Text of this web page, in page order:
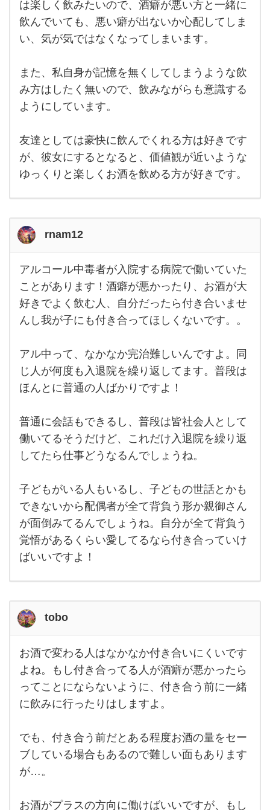
が、
お
が悪
い彼
女は
だと
ま
す。
お酒
は楽
しく
の
で、
酒癖
が
は楽しく飲みたいので、酒癖が悪い方と一緒に
飲んでいても、悪い癖が出ないか心配してしま
い、気が気ではなくなってしまいます。
また、私自身が記憶を無くしてしまうような飲
み方はしたく無いので、飲みながらも意識する
ようにしています。
友達としては豪快に飲んでくれる方は好きです
が、彼女にするとなると、価値観が近いような
ゆっくりと楽しくお酒を飲める方が好きです。
rnam12
アル
コー
ル中
毒者
が入
院す
働い
たこ
とが
あり
酒癖
が悪
かっ
アルコール中毒者が入院する病院で働いていた
ことがあります！酒癖が悪かったり、お酒が大
好きでよく飲む人、自分だったら付き合いませ
んし我が子にも付き合ってほしくないです。。
アル中って、なかなか完治難しいんですよ。同
じ人が何度も入退院を繰り返してます。普段は
ほんとに普通の人ばかりですよ！
普通に会話もできるし、普段は皆社会人として
働いてるそうだけど、これだけ入退院を繰り返
してたら仕事どうなるんでしょうね。
子どもがいる人もいるし、子どもの世話とかも
できないから配偶者が全て背負う形か親御さん
が面倒みてるんでしょうね。自分が全て背負う
覚悟があるくらい愛してるなら付き合っていけ
ばいいですよ！
tobo
お酒
で変
わる
人は
なか
なか
にく
いで
すよ
ね。
もし
てる
お酒で変わる人はなかなか付き合いにくいです
よね。もし付き合ってる人が酒癖が悪かったら
ってことにならないように、付き合う前に一緒
に飲みに行ったりはしますよ。
でも、付き合う前だとある程度お酒の量をセー
ブしている場合もあるので難しい面もあります
が…。
お酒がプラスの方向に働けばいいですが、もし